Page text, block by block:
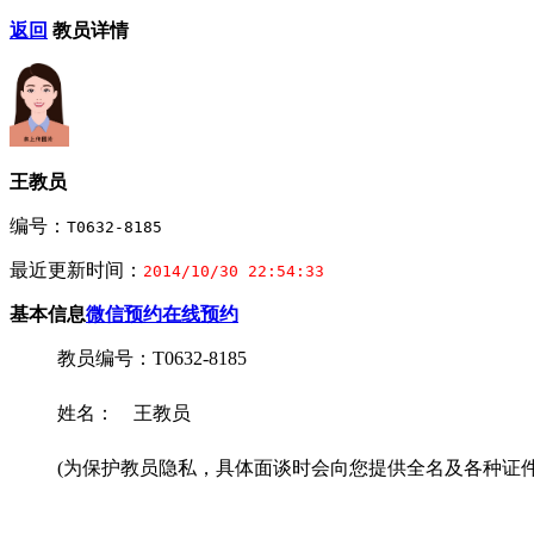
返回 教员详情
王教员
编号： T0632-8185
最近更新时间： 2014/10/30 22:54:33
基本信息微信预约在线预约
教员编号：T0632-8185
姓名： 王教员
(为保护教员隐私，具体面谈时会向您提供全名及各种证